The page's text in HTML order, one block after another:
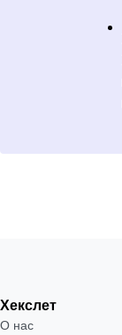
Хекслет
О нас